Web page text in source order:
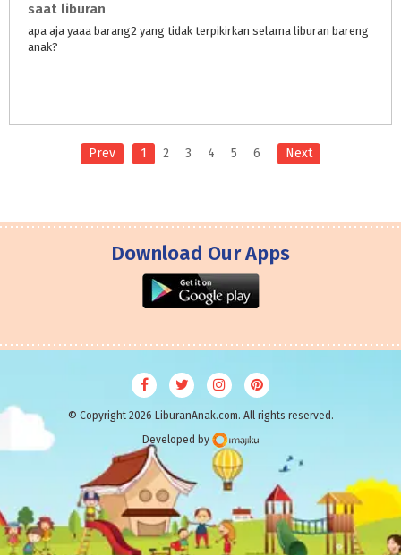
saat liburan
apa aja yaaa barang2 yang tidak terpikirkan selama liburan bareng
anak?
Prev 1 2 3 4 5 6 Next
Download Our Apps
© Copyright 2026 LiburanAnak.com. All rights reserved.
Developed by